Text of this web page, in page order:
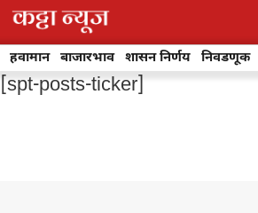
Skip
content
हवामान बाजारभाव शासन निर्णय निवडणूक
[spt-posts-ticker]